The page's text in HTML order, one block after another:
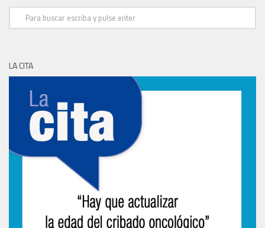
LA CITA